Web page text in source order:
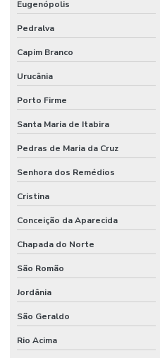
Eugenópolis
Pedralva
Capim Branco
Urucânia
Porto Firme
Santa Maria de Itabira
Pedras de Maria da Cruz
Senhora dos Remédios
Cristina
Conceição da Aparecida
Chapada do Norte
São Romão
Jordânia
São Geraldo
Rio Acima